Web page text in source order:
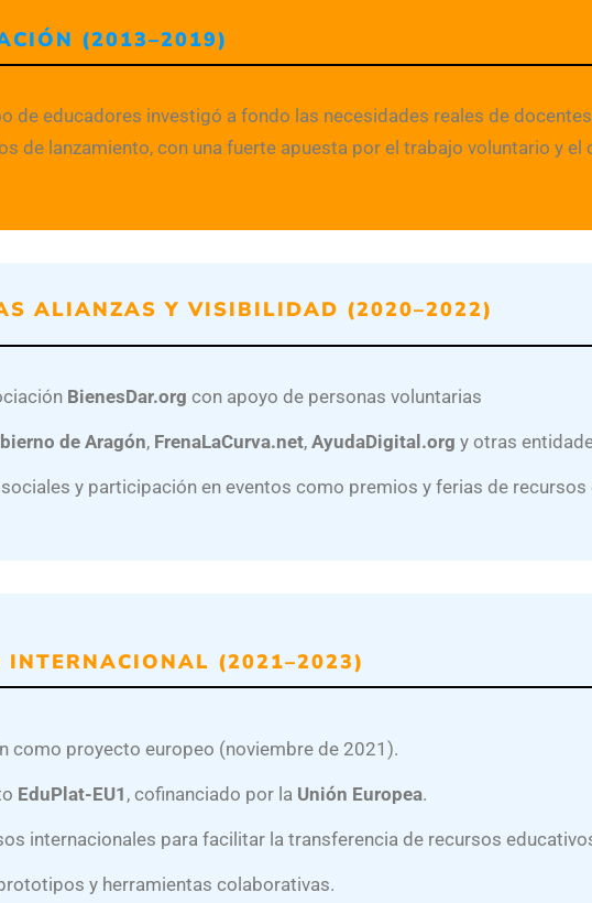
(2013–2019)
de educadores investigó a fondo las necesidades reales de
de lanzamiento, con una fuerte apuesta por el trabajo voluntario y
ALIANZAS Y VISIBILIDAD (2020–2022)
BienesDar.org con apoyo de personas voluntarias
de Aragón, FrenaLaCurva.net, AyudaDigital.org y otras
y participación en eventos como premios y ferias de
INTERNACIONAL (2021–2023)
como proyecto europeo (noviembre de 2021).
EduPlat-EU1 , cofinanciado por la Unión Europea.
internacionales para facilitar la transferencia de recursos
y herramientas colaborativas.